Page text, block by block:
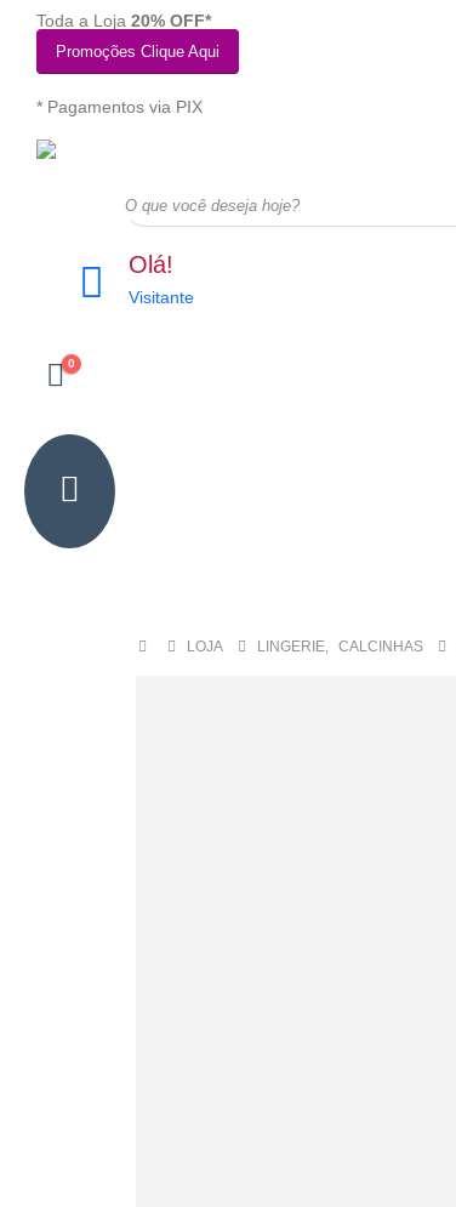
Toda a Loja 20% OFF*
Promoções Clique Aqui
* Pagamentos via PIX
Olá!
Visitante
0
LOJA LINGERIE, CALCINHAS